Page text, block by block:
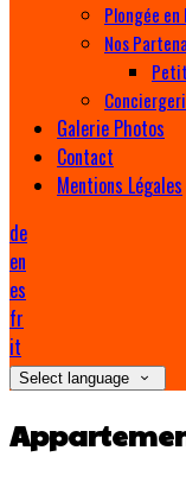
Plongée
Nos
Galerie Photos
Contact
Mentions Légales
de
en
es
fr
it
Select language